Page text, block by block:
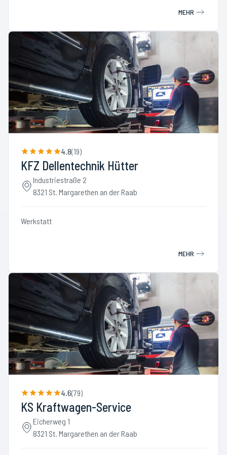
MEHR
4.8(19)
KFZ Dellentechnik Hütter
Industriestraße 2
8321 St. Margarethen an der Raab
Werkstatt
MEHR
4.6(79)
KS Kraftwagen-Service
Eicherweg 1
8321 St. Margarethen an der Raab